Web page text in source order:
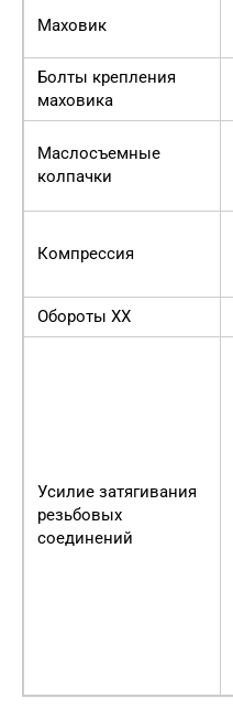
Маховик
Болты крепления
маховика
Маслосъемные
колпачки
Компрессия
Обороты ХХ
Усилие затягивания
резьбовых
соединений